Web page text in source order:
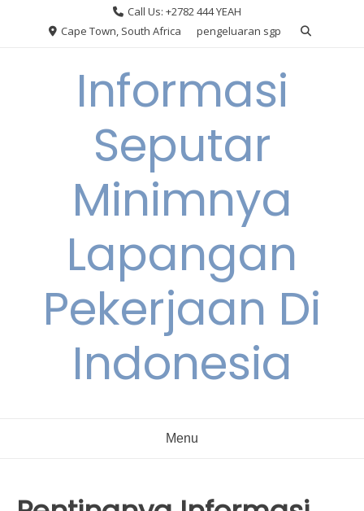
Call Us: +2782 444 YEAH
Cape Town, South Africa
pengeluaran sgp
Informasi
Seputar
Minimnya
Lapangan
Pekerjaan Di
Indonesia
Menu